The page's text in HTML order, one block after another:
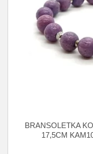
BRANSOLETKA
17,5CM